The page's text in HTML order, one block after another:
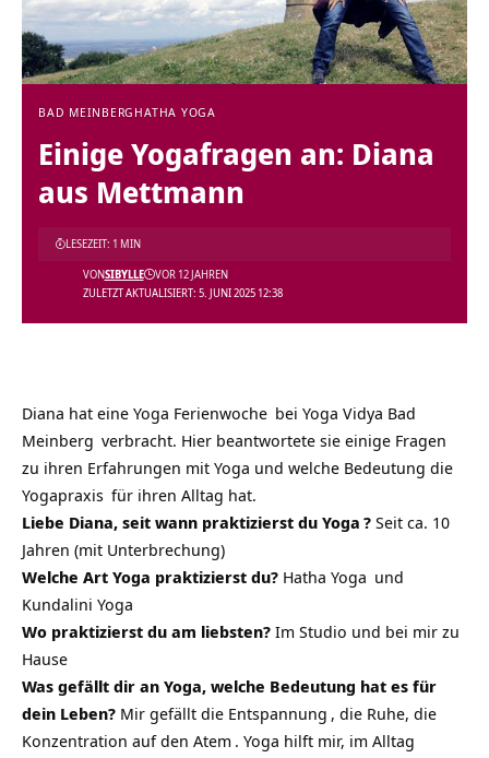
BAD MEINBERG HATHA YOGA
Einige Yogafragen an: Diana
aus Mettmann
ZULETZT AKTUALISIERT: 5. JUNI 2025 12:38
VONSIBYLLE VOR 12 JAHREN
LESEZEIT: 1 MIN
Diana hat eine Yoga Ferienwoche bei Yoga Vidya Bad
Meinberg verbracht. Hier beantwortete sie einige Fragen
zu ihren Erfahrungen mit Yoga und welche Bedeutung die
Yogapraxis für ihren Alltag hat.
Liebe Diana, seit wann praktizierst du Yoga ? Seit ca. 10
Jahren (mit Unterbrechung)
Welche Art Yoga praktizierst du? Hatha Yoga und
Kundalini Yoga
Wo praktizierst du am liebsten? Im Studio und bei mir zu
Hause
Was gefällt dir an Yoga, welche Bedeutung hat es für
dein Leben? Mir gefällt die Entspannung , die Ruhe, die
Konzentration auf den Atem . Yoga hilft mir, im Alltag